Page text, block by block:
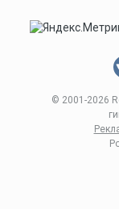
18 сентября
© 2001-2026